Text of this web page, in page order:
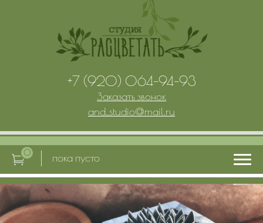
+7 (920) 064-94-93
Заказать звонок
and_studio@mail.ru
0 пока пусто
Главная